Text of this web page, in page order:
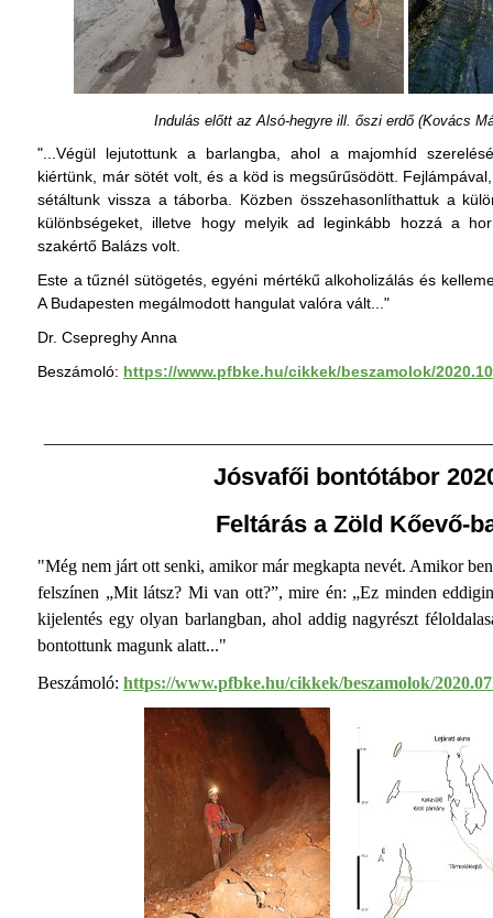
Indulás előtt az Alsó-hegyre ill. őszi erdő (Kovács
"...Végül lejutottunk a barlangba, ahol a majomhíd
kiértünk, már sötét volt, és a köd is megsűrűsödött.
sétáltunk vissza a táborba. Közben összehasonlíthattuk a
különbségeket, illetve hogy melyik ad leginkább hozzá a
szakértő Balázs volt.
Este a tűznél sütögetés, egyéni mértékű alkoholizálás és
A Budapesten megálmodott hangulat valóra vált..."
Dr. Csepreghy Anna
Beszámoló: https://www.pfbke.hu/cikkek/beszamolok/
Jósvafői bontótábor
Feltárás a Zöld Kőevő-
"Még nem járt ott senki, amikor már megkapta nevét. Amikor
felszínen „Mit látsz? Mi van ott?”, mire én: „Ez minden
kijelentés egy olyan barlangban, ahol addig nagyrészt
bontottunk magunk alatt..."
Beszámoló: https://www.pfbke.hu/cikkek/beszamolok/